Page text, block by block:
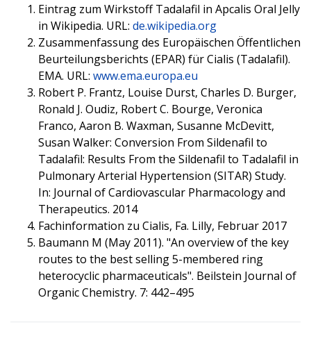
Eintrag zum Wirkstoff Tadalafil in Apcalis Oral Jelly
in Wikipedia. URL: de.wikipedia.org
Zusammenfassung des Europäischen Öffentlichen
Beurteilungsberichts (EPAR) für Cialis (Tadalafil).
EMA. URL: www.ema.europa.eu
Robert P. Frantz, Louise Durst, Charles D. Burger,
Ronald J. Oudiz, Robert C. Bourge, Veronica
Franco, Aaron B. Waxman, Susanne McDevitt,
Susan Walker: Conversion From Sildenafil to
Tadalafil: Results From the Sildenafil to Tadalafil in
Pulmonary Arterial Hypertension (SITAR) Study.
In: Journal of Cardiovascular Pharmacology and
Therapeutics. 2014
Fachinformation zu Cialis, Fa. Lilly, Februar 2017
Baumann M (May 2011). "An overview of the key
routes to the best selling 5-membered ring
heterocyclic pharmaceuticals". Beilstein Journal of
Organic Chemistry. 7: 442–495